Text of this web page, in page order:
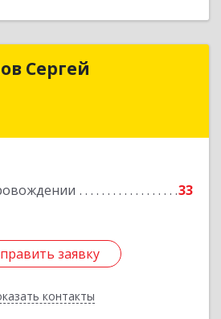
Сергей
33
заявку
контакты
Евдокимов Сергей
Подробнее
заявку
Назад